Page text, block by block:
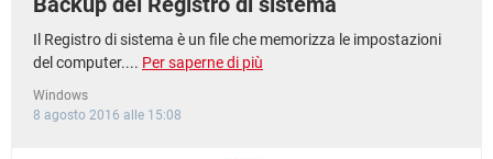
Il Registro di sistema è un file che memorizza le impostazioni
del computer.... Per saperne di più
Windows
8 agosto 2016 alle 15:08